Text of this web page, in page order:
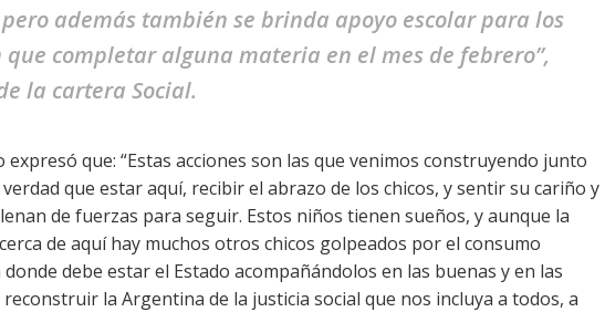
además también se brinda apoyo escolar para los
que completar alguna materia en el mes de febrero”,
la cartera Social.
que: “Estas acciones son las que venimos construyendo junto
que estar aquí, recibir el abrazo de los chicos, y sentir su cariño y
de fuerzas para seguir. Estos niños tienen sueños, y aunque la
de aquí hay muchos otros chicos golpeados por el consumo
debe estar el Estado acompañándolos en las buenas y en las
la Argentina de la justicia social que nos incluya a todos, a